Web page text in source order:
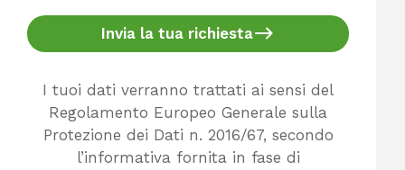
Invia la tua richiesta
I tuoi dati verranno trattati ai sensi del
Regolamento Europeo Generale sulla
Protezione dei Dati n. 2016/67, secondo
l’informativa fornita in fase di